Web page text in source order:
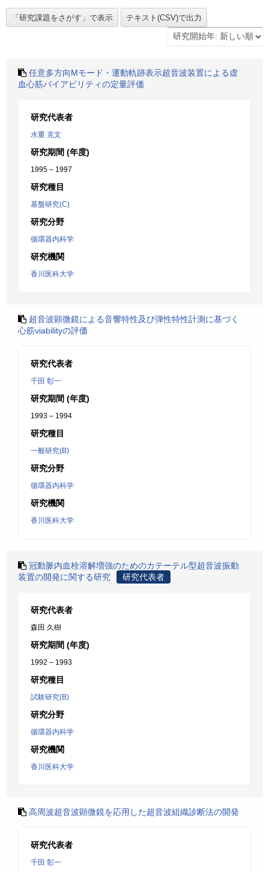
任意多方向Mモード・運動軌跡表示超音波装置による虚
血心筋バイアビリティの定量評価
研究代表者
水重 克文
研究期間 (年度)
1995 – 1997
研究種目
基盤研究(C)
研究分野
循環器内科学
研究機関
香川医科大学
超音波顕微鏡による音響特性及び弾性特性計測に基づく
心筋viabilityの評価
研究代表者
千田 彰一
研究期間 (年度)
1993 – 1994
研究種目
一般研究(B)
研究分野
循環器内科学
研究機関
香川医科大学
冠動脈内血栓溶解増強のためのカテーテル型超音波振動
装置の開発に関する研究
研究代表者
研究代表者
森田 久樹
研究期間 (年度)
1992 – 1993
研究種目
試験研究(B)
研究分野
循環器内科学
研究機関
香川医科大学
高周波超音波顕微鏡を応用した超音波組織診断法の開発
研究代表者
千田 彰一